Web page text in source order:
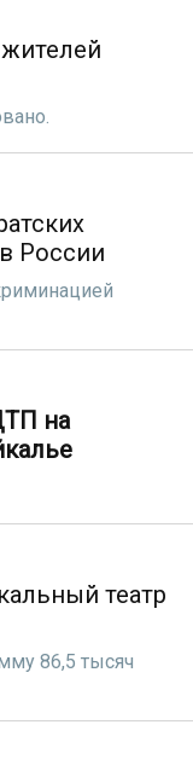
России
на
театр
86,5 тысяч